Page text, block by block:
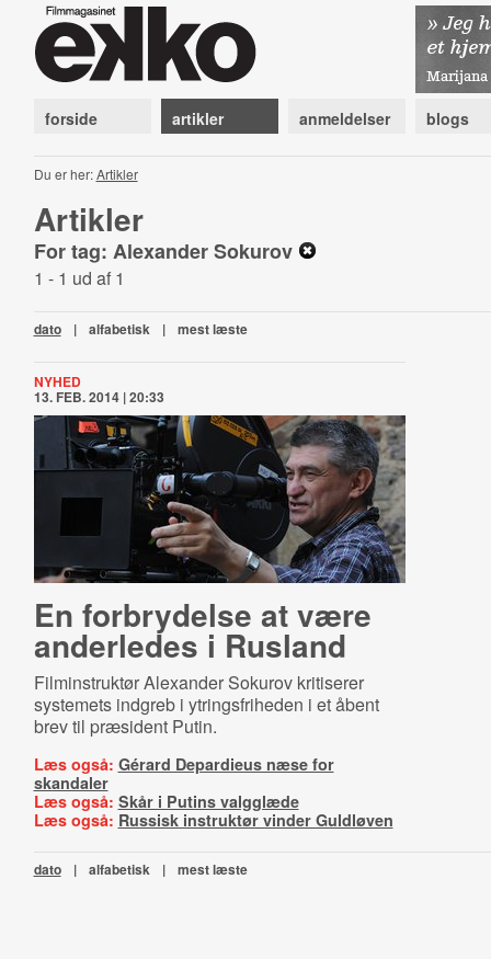
forside artikler anmeldelser blogs
Du er her:Artikler
Artikler
For tag: Alexander Sokurov
1 - 1 ud af 1
dato | alfabetisk | mest læste
NYHED
13. FEB. 2014 | 20:33
En forbrydelse at være
anderledes i Rusland
Filminstruktør Alexander Sokurov kritiserer
systemets indgreb i ytringsfriheden i et åbent
brev til præsident Putin.
Læs også: Gérard Depardieus næse for
skandaler
Læs også: Skår i Putins valgglæde
Læs også: Russisk instruktør vinder Guldløven
dato | alfabetisk | mest læste